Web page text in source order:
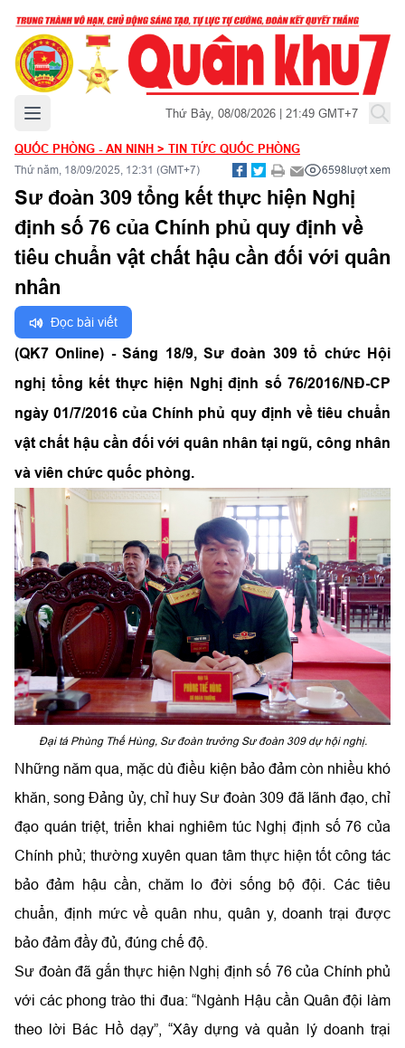
Mở menu chính Thứ Bảy, 08/08/2026 | 21:49 GMT+7
QUỐC PHÒNG - AN NINH > TIN TỨC QUỐC PHÒNG
Thứ năm, 18/09/2025, 12:31 (GMT+7) 6598lượt xem
Sư đoàn 309 tổng kết thực hiện Nghị
định số 76 của Chính phủ quy định về
tiêu chuẩn vật chất hậu cần đối với quân
nhân
Đọc bài viết
(QK7 Online) - Sáng 18/9, Sư đoàn 309 tổ chức Hội
nghị tổng kết thực hiện Nghị định số 76/2016/NĐ-CP
ngày 01/7/2016 của Chính phủ quy định về tiêu chuẩn
vật chất hậu cần đối với quân nhân tại ngũ, công nhân
và viên chức quốc phòng.
Đại tá Phùng Thế Hùng, Sư đoàn trưởng Sư đoàn 309 dự hội nghị.
Những năm qua, mặc dù điều kiện bảo đảm còn nhiều khó
khăn, song Đảng ủy, chỉ huy Sư đoàn 309 đã lãnh đạo, chỉ
đạo quán triệt, triển khai nghiêm túc Nghị định số 76 của
Chính phủ; thường xuyên quan tâm thực hiện tốt công tác
bảo đảm hậu cần, chăm lo đời sống bộ đội. Các tiêu
chuẩn, định mức về quân nhu, quân y, doanh trại được
bảo đảm đầy đủ, đúng chế độ.
Sư đoàn đã gắn thực hiện Nghị định số 76 của Chính phủ
với các phong trào thi đua: “Ngành Hậu cần Quân đội làm
theo lời Bác Hồ dạy”, “Xây dựng và quản lý doanh trại